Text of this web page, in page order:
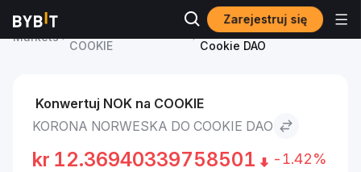
Zarejestruj się
Markets
COOKIE
Korona norweska to
Cookie DAO
Konwertuj NOK na COOKIE
KORONA NORWESKA DO COOKIE DAO
kr 12.36940339758501 -1.42%